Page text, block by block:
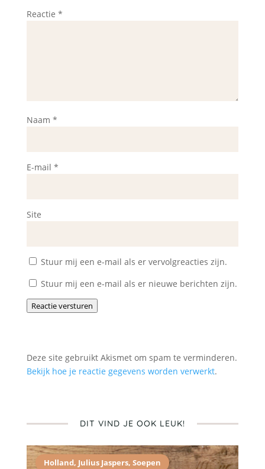
Reactie *
Naam *
E-mail *
Site
Stuur mij een e-mail als er vervolgreacties zijn.
Stuur mij een e-mail als er nieuwe berichten zijn.
Reactie versturen
Deze site gebruikt Akismet om spam te verminderen.
Bekijk hoe je reactie gegevens worden verwerkt.
DIT VIND JE OOK LEUK!
Holland, Julius Jaspers, Soepen